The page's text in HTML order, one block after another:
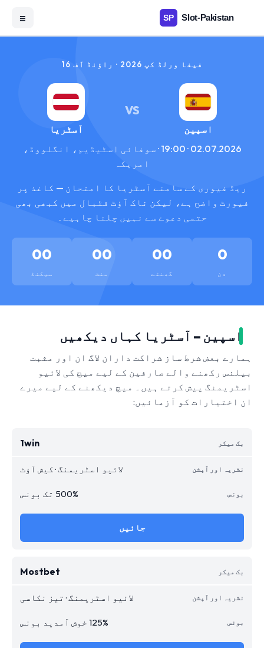
☰
فیفا ورلڈ کپ 2026 · راؤنڈ آف 16
اسپین
VS
آسٹریا
02.07.2026 · 19:00 · سوفائی اسٹیڈیم، انگلووڈ،
امریکہ
ریڈ فیوری کے سامنے آسٹریا کا امتحان — کاغذ پر
فیورٹ واضح ہے، لیکن ناک آؤٹ فٹبال میں کبھی بھی
حتمی دعوے سے نہیں چلنا چاہیے۔
0
دن
00
گھنٹے
00
منٹ
00
سیکنڈ
اسپین – آسٹریا کہاں دیکھیں
ہمارے بعض شرط ساز شراکت داران لاگ ان اور مثبت
بیلنس رکھنے والے صارفین کے لیے میچ کی لائیو
اسٹریمنگ پیش کرتے ہیں۔ میچ دیکھنے کے لیے میرے
ان اختیارات کو آزمائیں:
1win
لائیو اسٹریمنگ · کیش آؤٹ
500% تک بونس
جائیں
Mostbet
لائیو اسٹریمنگ · تیز نکاسی
125% خوش آمدید بونس